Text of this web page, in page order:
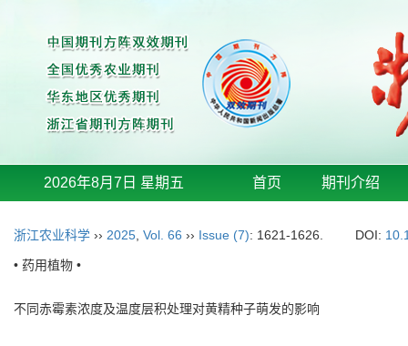
2026年8月7日 星期五 首页 期刊介绍
浙江农业科学 ›› 2025 Vol. 66 ›› Issue (7): 1621-1626. DOI:
• 药用植物 •
不同赤霉素浓度及温度层积处理对黄精种子萌发的影响